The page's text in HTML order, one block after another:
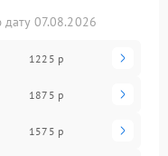
07.08.2026
1225 р
1875 р
1575 р